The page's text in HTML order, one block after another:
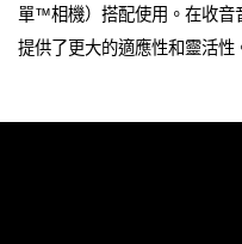
單™相機）搭配使用。在收音
提供了更大的適應性和靈活性